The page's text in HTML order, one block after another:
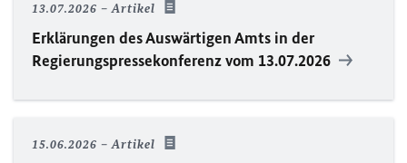
13.07.2026 Artikel
Erklärungen des Auswärtigen Amts in der
Regierungspressekonferenz vom 13.07.2026
15.06.2026 Artikel